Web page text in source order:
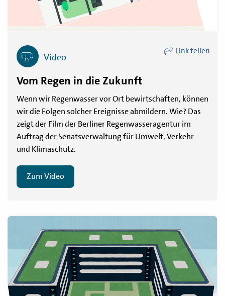
Video
Link teilen
Vom Regen in die Zukunft
Wenn wir Regenwasser vor Ort bewirtschaften, können
wir die Folgen solcher Ereignisse abmildern. Wie? Das
zeigt der Film der Berliner Regenwasseragentur im
Auftrag der Senatsverwaltung für Umwelt, Verkehr
und Klimaschutz.
Zum Video